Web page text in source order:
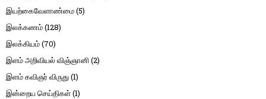
இயற்கைவேளாண்மை(5)
இலக்கணம்(128)
இலக்கியம்(70)
இளம் அறிவியல் விஞ்ஞானி(2)
இளம் கவிஞர் விருது(1)
இன்றைய செய்திகள்(1)